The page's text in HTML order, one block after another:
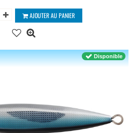
AJOUTER AU PANIER
Disponible